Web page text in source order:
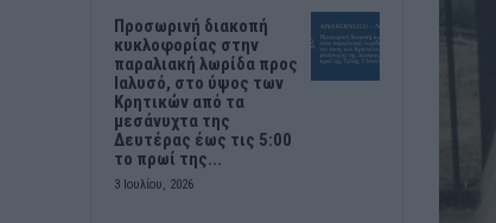
Προσωρινή διακοπή
κυκλοφορίας στην
παραλιακή λωρίδα προς
Ιαλυσό, στο ύψος των
Κρητικών από τα
μεσάνυχτα της
Δευτέρας έως τις 5:00
το πρωί της...
3 Ιουλίου, 2026